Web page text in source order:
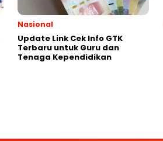
Nasional
Update Link Cek Info GTK
Terbaru untuk Guru dan
Tenaga Kependidikan